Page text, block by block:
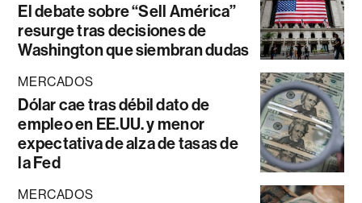
El debate sobre “Sell América”
resurge tras decisiones de
Washington que siembran dudas
MERCADOS
Dólar cae tras débil dato de
empleo en EE.UU. y menor
expectativa de alza de tasas de
la Fed
MERCADOS